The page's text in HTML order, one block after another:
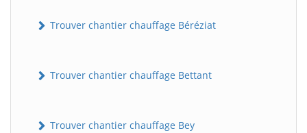
Trouver chantier chauffage Béréziat
Trouver chantier chauffage Bettant
Trouver chantier chauffage Bey